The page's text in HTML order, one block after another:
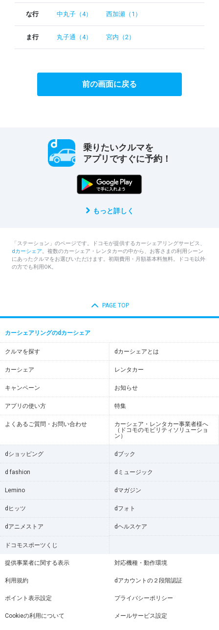
な行 中丸子（4） 西加瀬（1）
ま行 丸子通（4） 宮内（2）
前の画面に戻る
乗りたいクルマを
アプリですぐに予約！
もっと詳しく
「ステーション」のページです。ドコモが提供するカーシェアリングサービス、
dカーシェア。複数のカーシェア・レンタカーの中から、お客さまの利用シーン
にあったクルマをお選びいただけます。初期費用・月額基本料無料。ドコモ以外
の方でも利用OK。
PAGE TOP
カーシェアリングのdカーシェア
クルマを探す dカーシェアとは
カーシェア レンタカー
キャンペーン お知らせ
アプリの使い方 特集
よくあるご質問・お問い合わせ
カーシェア・レンタカー事業者様へ
（ドコモのモビリティソリューショ
ン）
dショッピング dブック
d fashion dミュージック
Lemino dマガジン
dヒッツ dフォト
dアニメストア dヘルスケア
ドコモスポーツくじ
提供事業者に関する表示 対応機種・動作環境
利用規約 dアカウントの２段階認証
ポイント表示設定 プライバシーポリシー
Cookieの利用について メールサービス設定